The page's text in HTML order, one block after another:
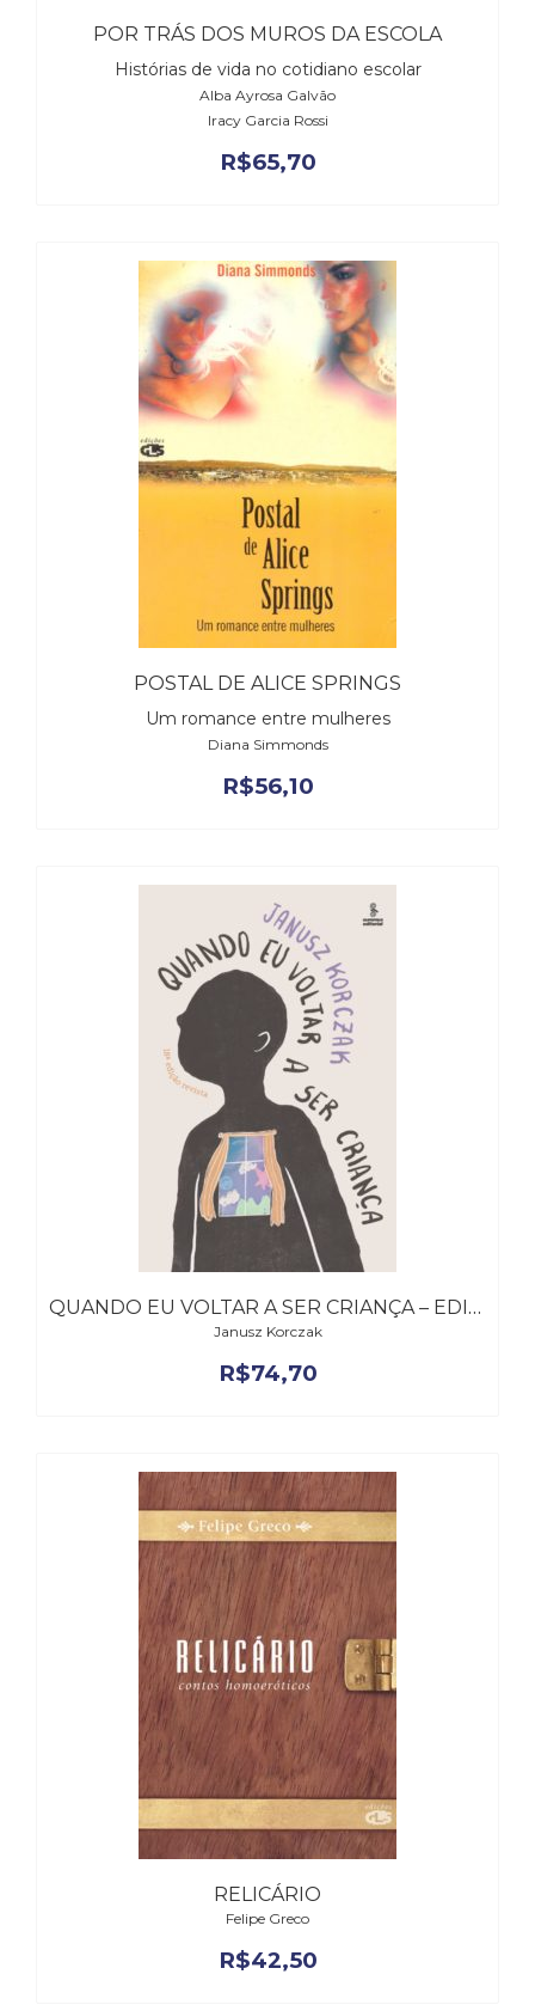
POR TRÁS DOS MUROS DA ESCOLA
Histórias de vida no cotidiano escolar
Alba Ayrosa Galvão
Iracy Garcia Rossi
R$65,70
POSTAL DE ALICE SPRINGS
Um romance entre mulheres
Diana Simmonds
R$56,10
QUANDO EU VOLTAR A SER CRIANÇA – EDIÇÃO REVISTA
Janusz Korczak
R$74,70
RELICÁRIO
Felipe Greco
R$42,50